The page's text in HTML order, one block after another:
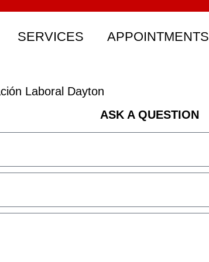
SERVICES APPOINTMENTS
Laboral Dayton
ASK A QUESTION